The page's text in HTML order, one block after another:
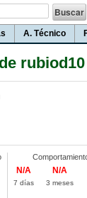
A. Técnico
rubiod10
N/A
7 días
N/A
3 meses